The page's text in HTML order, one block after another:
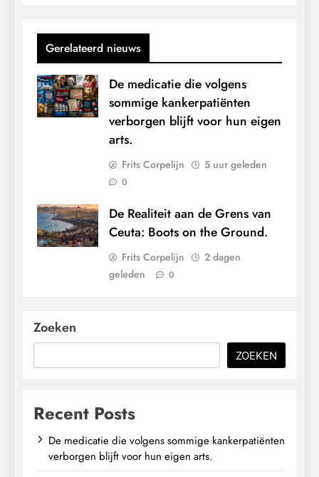
Gerelateerd nieuws
De medicatie die volgens
sommige kankerpatiënten
verborgen blijft voor hun eigen
arts.
Frits Corpelijn 5 uur geleden
0
De Realiteit aan de Grens van
Ceuta: Boots on the Ground.
Frits Corpelijn
2 dagen
geleden
0
Zoeken
ZOEKEN
Recent Posts
De medicatie die volgens sommige kankerpatiënten
verborgen blijft voor hun eigen arts.